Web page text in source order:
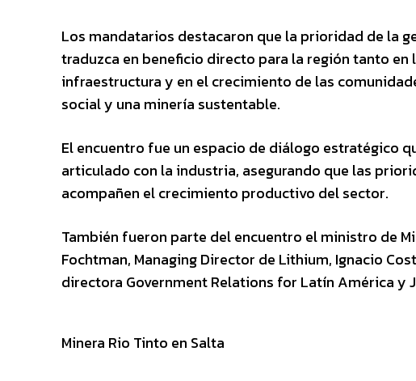
Los mandatarios destacaron que la prioridad de la
traduzca en beneficio directo para la región tanto
infraestructura y en el crecimiento de las
social y una minería sustentable.
El encuentro fue un espacio de diálogo estratégico
articulado con la industria, asegurando que las
acompañen el crecimiento productivo del sector.
También fueron parte del encuentro el ministro de
Fochtman, Managing Director de Lithium, Ignacio
directora Government Relations for Latín América y
Minera Rio Tinto en Salta